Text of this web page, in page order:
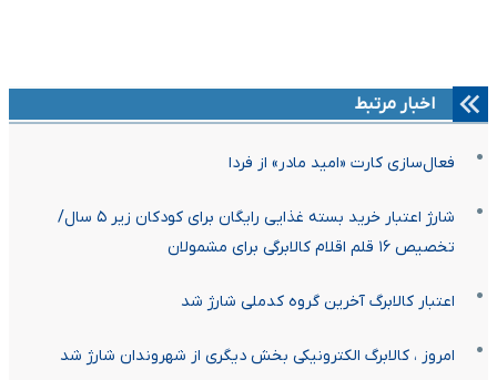
اخبار مرتبط
فعال‌سازی کارت «امید مادر» از فردا
شارژ اعتبار خرید بسته غذایی رایگان برای کودکان زیر ۵ سال/
تخصیص ۱۶ قلم اقلام کالابرگی برای مشمولان
اعتبار کالابرگ آخرین گروه کدملی شارژ شد
امروز ، کالابرگ الکترونیکی بخش دیگری از شهروندان شارژ شد